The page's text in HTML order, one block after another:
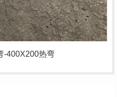
-400X200热弯